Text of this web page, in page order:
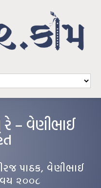
– વેણીભાઈ
પાઠક, વેણીભાઈ
૨૦૦૮